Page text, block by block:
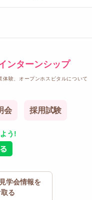
ンターンシップ
体験、オープンホスピタルについて
会 採用試験
う!
学会情報を
る